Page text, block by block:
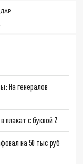
На генералов
плакат с буквой Z
на 50 тыс руб